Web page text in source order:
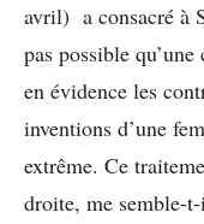
avril) a consacré à
pas possible
en évidence les
inventions d’une
extrême. Ce
droite, me semble-